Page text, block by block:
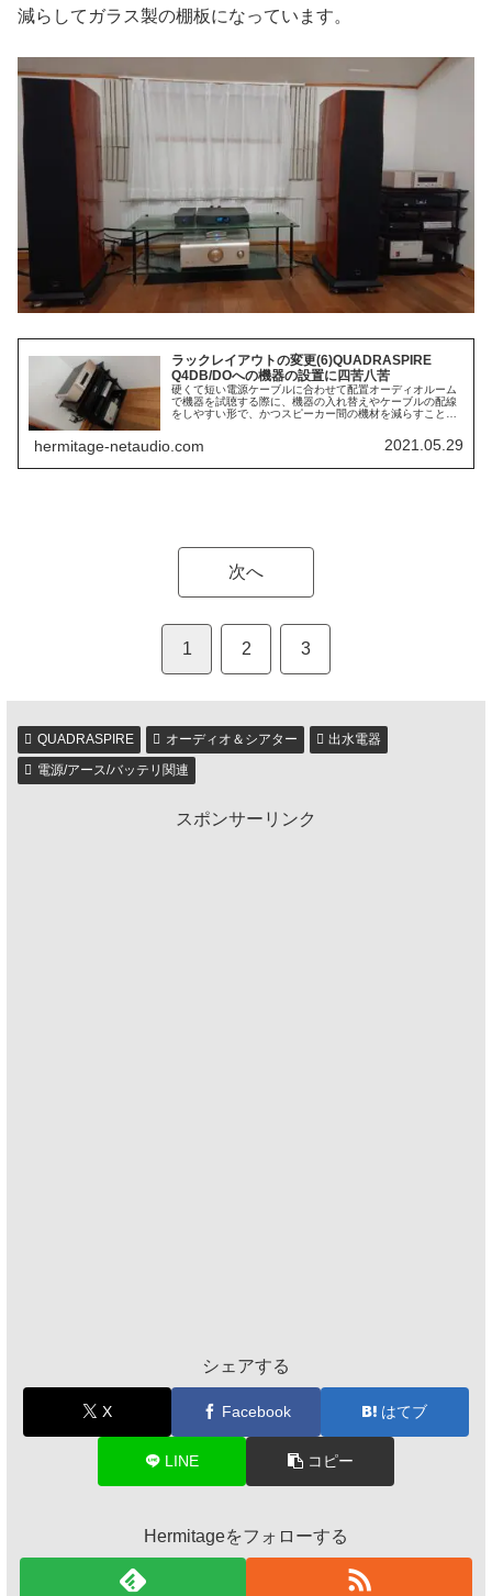
減らしてガラス製の棚板になっています。
ラックレイアウトの変更(6)QUADRASPIRE
Q4DB/DOへの機器の設置に四苦八苦
硬くて短い電源ケーブルに合わせて配置オーディオルーム
で機器を試聴する際に、機器の入れ替えやケーブルの配線
をしやすい形で、かつスピーカー間の機材を減らすことを
hermitage-netaudio.com 2021.05.29
次へ
1 2 3
QUADRASPIRE オーディオ＆シアター
出水電器
電源/アース/バッテリ関連
スポンサーリンク
シェアする
X Facebook はてブ
LINE コピー
Hermitageをフォローする